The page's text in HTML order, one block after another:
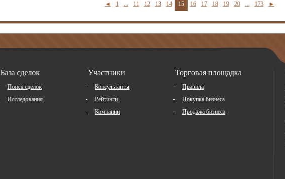
◄ 1 ... 11 12 13 14 15 16 17 18 19 20 ... 173 ►
База сделок
Поиск сделок
Исследования
Участники
Консультанты
Рейтинги
Компании
Торговая площадка
Правила
Покупка бизнеса
Продажа бизнеса